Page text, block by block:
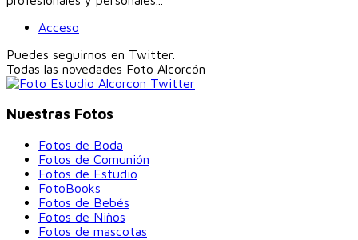
Acceso
Puedes seguirnos en Twitter.
Todas las novedades Foto Alcorcón
Nuestras Fotos
Fotos de Boda
Fotos de Comunión
Fotos de Estudio
FotoBooks
Fotos de Bebés
Fotos de Niños
Fotos de mascotas